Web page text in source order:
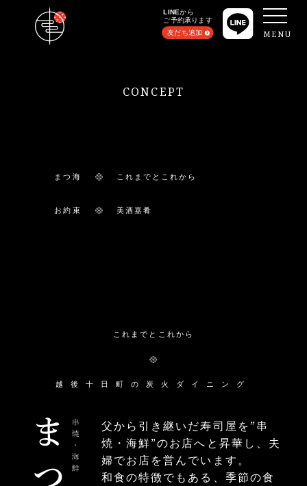
MENU
CONCEPT
まつ海 これまでとこれから
お約束 美酒嘉肴
これまでとこれから
越後十日町の炭火ダイニング
父から引き継いだ寿司屋を”串
焼・海鮮”のお店へと昇華し、夫
婦でお店を営んでいます。
和食の特徴でもある、季節の食